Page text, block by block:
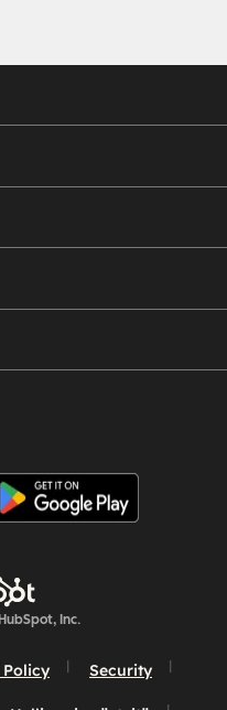
Inc.
Policy Security